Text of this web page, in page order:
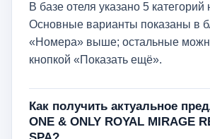
В базе отеля указано 5
Основные варианты показаны в
«Номера» выше; остальные
кнопкой «Показать ещё».
Как получить актуальное
ONE & ONLY ROYAL MIRAGE